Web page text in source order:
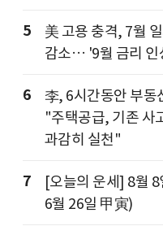
5
美 고용 충격, 7월
감소… '9월 금리 인
6
李, 6시간동안 부동
"주택공급, 기존 사
과감히 실천"
7
[오늘의 운세] 8월
6월 26일 甲寅)